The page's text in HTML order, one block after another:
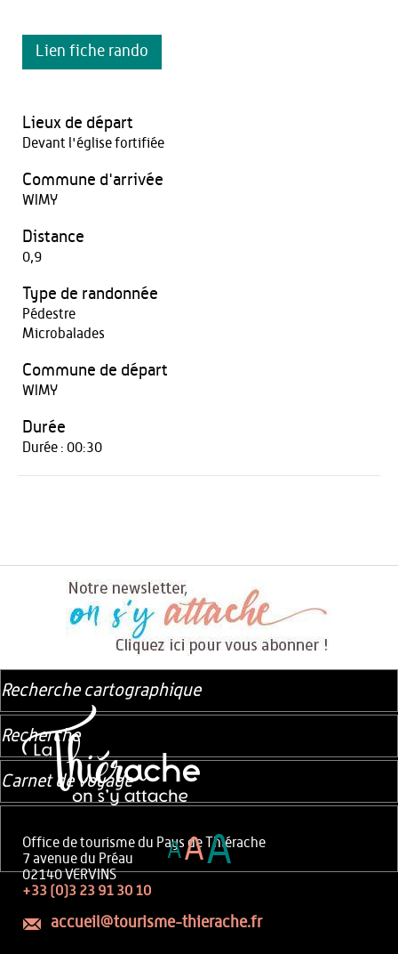
Lien fiche rando
Lieux de départ
Devant l'église fortifiée
Commune d'arrivée
WIMY
Distance
0,9
Type de randonnée
Pédestre
Microbalades
Commune de départ
WIMY
Durée
Durée : 00:30
Office de tourisme du Pays de Thiérache
7 avenue du Préau
02140 VERVINS
+33 (0)3 23 91 30 10
accueil@tourisme-thierache.fr
Recherche cartographique
Recherche
Carnet de voyage
AAA